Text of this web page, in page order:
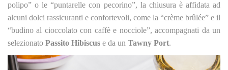
polipo” o le “puntarelle con pecorino”, la chiusura è affidata ad
alcuni dolci rassicuranti e confortevoli, come la “crème brûlée” e il
“budino al cioccolato con caffè e nocciole”, accompagnati da un
selezionato Passito Hibiscus e da un Tawny Port.